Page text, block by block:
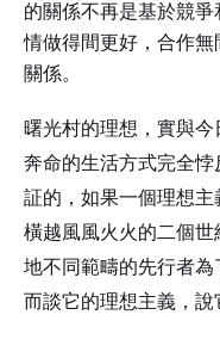
的關係不再是基於競
情做得間更好，合作
關係。
曙光村的理想，實與
奔命的生活方式完全
証的，如果一個理想
橫越風風火火的二個
地不同範疇的先行者
而談它的理想主義，說